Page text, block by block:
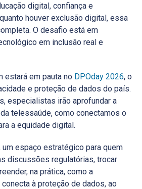
digital, confiança e
houver exclusão digital, essa
O desafio está em
em inclusão real e
estará em pauta no DPOday 2026, o
e proteção de dados do país.
especialistas irão aprofundar a
telessaúde, como conectamos o
a equidade digital.
um espaço estratégico para quem
discussões regulatórias, trocar
na prática, como a
à proteção de dados, ao